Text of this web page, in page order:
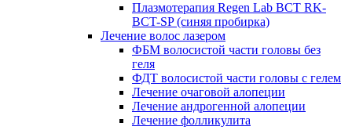
Плазмотерапия Regen Lab BCT RK-
BCT-SP (синяя пробирка)
Лечение волос лазером
ФБМ волосистой части головы без
геля
ФДТ волосистой части головы с гелем
Лечение очаговой алопеции
Лечение андрогенной алопеции
Лечение фолликулита